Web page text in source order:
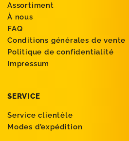
Assortiment
À nous
FAQ
Conditions générales de vente
Politique de confidentialité
Impressum
SERVICE
Service clientèle
Modes d’expédition